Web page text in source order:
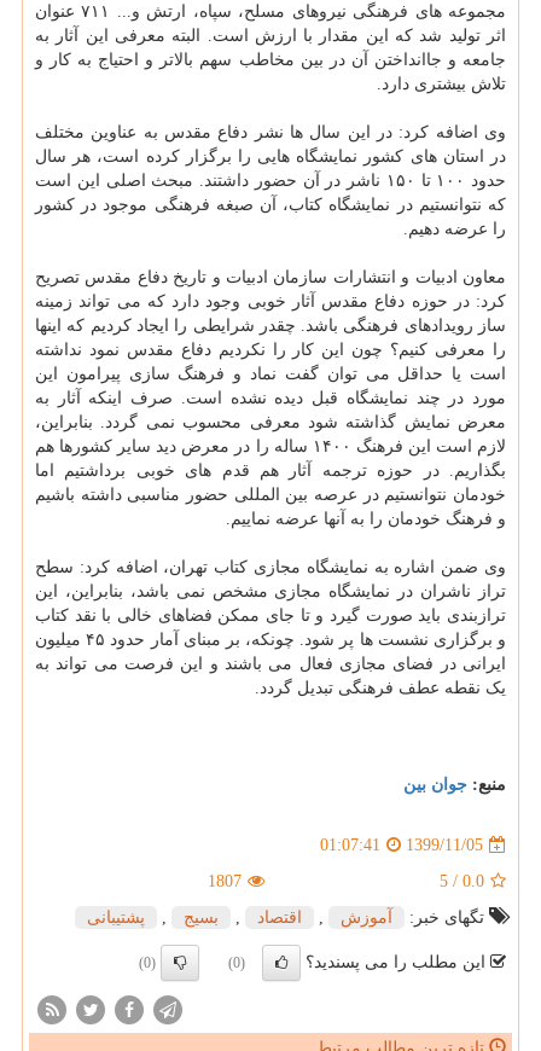
مجموعه های فرهنگی نیروهای مسلح، سپاه، ارتش و... ۷۱۱ عنوان
اثر تولید شد که این مقدار با ارزش است. البته معرفی این آثار به
جامعه و جاانداختن آن در بین مخاطب سهم بالاتر و احتیاج به کار و
تلاش بیشتری دارد.
وی اضافه کرد: در این سال ها نشر دفاع مقدس به عناوین مختلف
در استان های کشور نمایشگاه هایی را برگزار کرده است، هر سال
حدود ۱۰۰ تا ۱۵۰ ناشر در آن حضور داشتند. مبحث اصلی این است
که نتوانستیم در نمایشگاه کتاب، آن صبغه فرهنگی موجود در کشور
را عرضه دهیم.
معاون ادبیات و انتشارات سازمان ادبیات و تاریخ دفاع مقدس تصریح
کرد: در حوزه دفاع مقدس آثار خوبی وجود دارد که می تواند زمینه
ساز رویدادهای فرهنگی باشد. چقدر شرایطی را ایجاد کردیم که اینها
را معرفی کنیم؟ چون این کار را نکردیم دفاع مقدس نمود نداشته
است یا حداقل می توان گفت نماد و فرهنگ سازی پیرامون این
مورد در چند نمایشگاه قبل دیده نشده است. صرف اینکه آثار به
معرض نمایش گذاشته شود معرفی محسوب نمی گردد. بنابراین،
لازم است این فرهنگ ۱۴۰۰ ساله را در معرض دید سایر کشورها هم
بگذاریم. در حوزه ترجمه آثار هم قدم های خوبی برداشتیم اما
خودمان نتوانستیم در عرصه بین المللی حضور مناسبی داشته باشیم
و فرهنگ خودمان را به آنها عرضه نماییم.
وی ضمن اشاره به نمایشگاه مجازی کتاب تهران، اضافه کرد: سطح
تراز ناشران در نمایشگاه مجازی مشخص نمی باشد، بنابراین، این
ترازبندی باید صورت گیرد و تا جای ممکن فضاهای خالی با نقد کتاب
و برگزاری نشست ها پر شود. چونکه، بر مبنای آمار حدود ۴۵ میلیون
ایرانی در فضای مجازی فعال می باشند و این فرصت می تواند به
یک نقطه عطف فرهنگی تبدیل گردد.
منبع: جوان بین
1399/11/05
01:07:41
0.0
/
5
1807
تگهای خبر:
آموزش , اقتصاد , بسیج , پشتیبانی
این مطلب را می پسندید؟ (0)
(0)